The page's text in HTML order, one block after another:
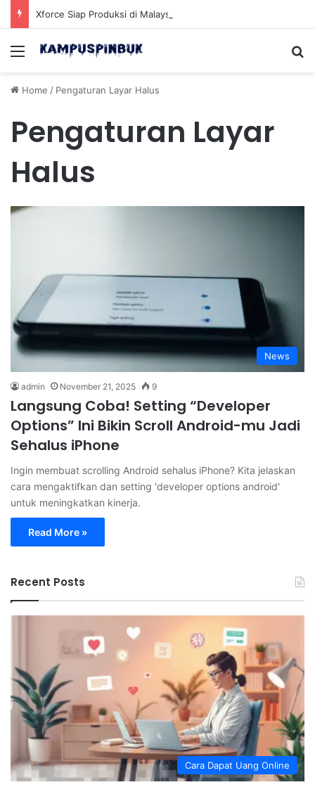
Menu
Home / Pengaturan Layar Halus
Pengaturan Layar
Halus
News
admin November 21, 2025 9
Langsung Coba! Setting “Developer
Options” Ini Bikin Scroll Android-mu Jadi
Sehalus iPhone
Ingin membuat scrolling Android sehalus iPhone? Kita jelaskan
cara mengaktifkan dan setting 'developer options android'
untuk meningkatkan kinerja.
Read More »
Recent Posts
Cara Dapat Uang Online